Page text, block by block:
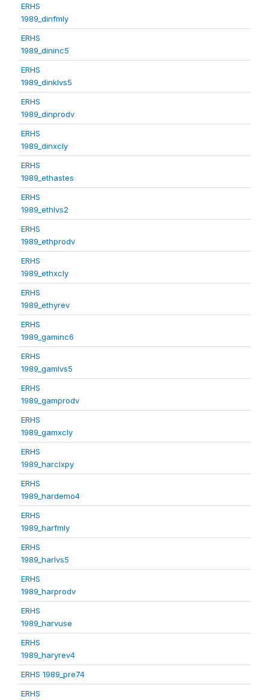
ERHS
1989_dinfmly
ERHS
1989_dininc5
ERHS
1989_dinklvs5
ERHS
1989_dinprodv
ERHS
1989_dinxcly
ERHS
1989_ethastes
ERHS
1989_ethlvs2
ERHS
1989_ethprodv
ERHS
1989_ethxcly
ERHS
1989_ethyrev
ERHS
1989_gaminc6
ERHS
1989_gamlvs5
ERHS
1989_gamprodv
ERHS
1989_gamxcly
ERHS
1989_harclxpy
ERHS
1989_hardemo4
ERHS
1989_harfmly
ERHS
1989_harlvs5
ERHS
1989_harprodv
ERHS
1989_harvuse
ERHS
1989_haryrev4
ERHS 1989_pre74
ERHS